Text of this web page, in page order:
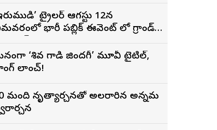
ట్రైలర్ ఆగస్టు 12న
భారీ పబ్లిక్ ఈవెంట్ లో గ్రాండ్
‘శివ గాడి జింద‌గీ’ మూవీ టైటిల్,
లాంచ్!
మంది నృత్యార్చనతో అలరారిన అన్నమ